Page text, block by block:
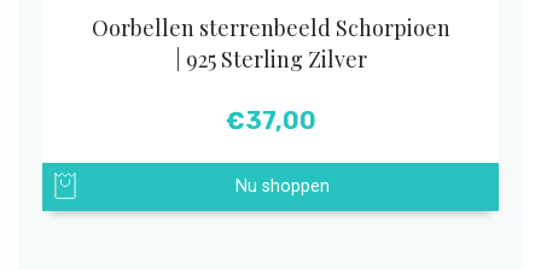
Oorbellen sterrenbeeld Schorpioen
| 925 Sterling Zilver
€37,00
Nu shoppen